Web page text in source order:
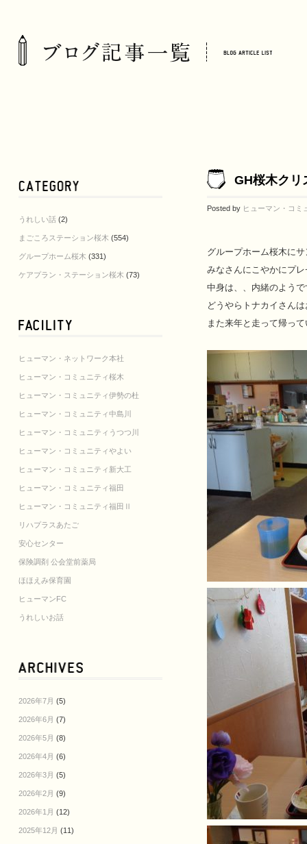
うれしい話 (2)
まごころステーション桜木 (554)
グループホーム桜木 (331)
ケアプラン・ステーション桜木 (73)
ヒューマン・ネットワーク本社
ヒューマン・コミュニティ桜木
ヒューマン・コミュニティ伊勢の杜
ヒューマン・コミュニティ中島川
ヒューマン・コミュニティうつつ川
ヒューマン・コミュニティやよい
ヒューマン・コミュニティ新大工
ヒューマン・コミュニティ福田
ヒューマン・コミュニティ福田Ⅱ
リハプラスあたご
安心センター
保険調剤 公会堂前薬局
ほほえみ保育園
ヒューマンFC
うれしいお話
2026年7月 (5)
2026年6月 (7)
2026年5月 (8)
2026年4月 (6)
2026年3月 (5)
2026年2月 (9)
2026年1月 (12)
2025年12月 (11)
GH桜木クリ
Posted by ヒューマン・コミ
グループホーム桜木に
みなさんにこやかにプ
中身は、、内緒のようで
どうやらトナカイさん
また来年と走って帰っ